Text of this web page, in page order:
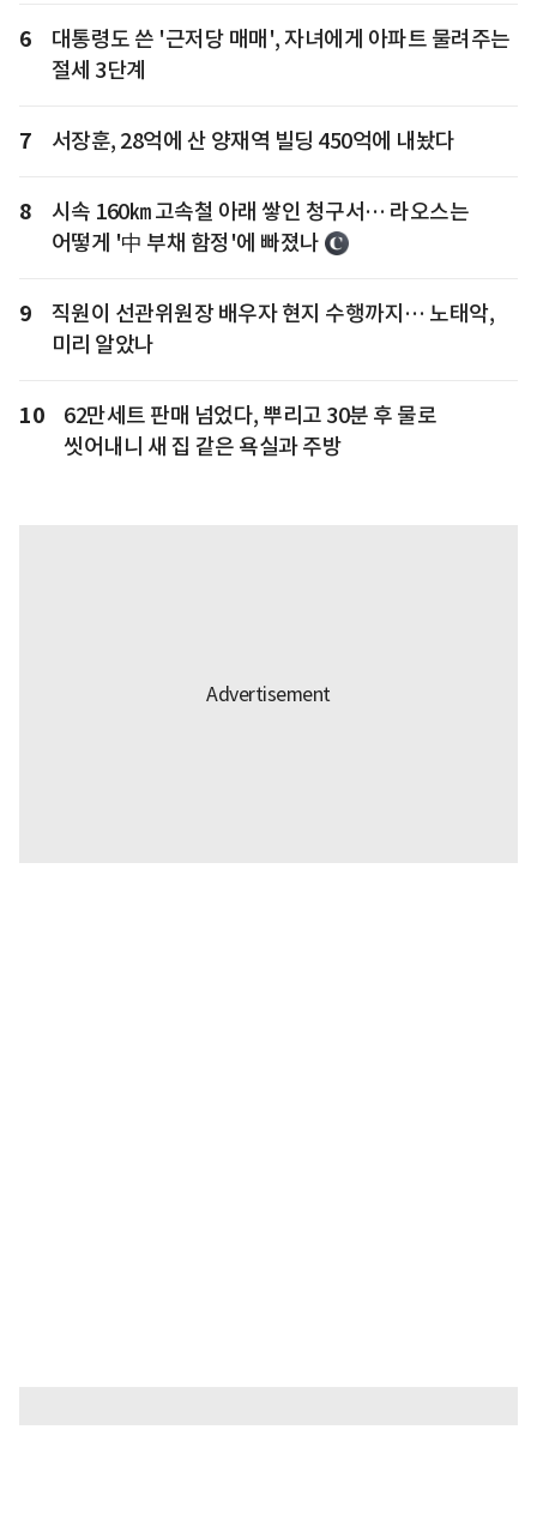
6
대통령도 쓴 '근저당 매매', 자녀에게 아파트 물려주는
절세 3단계
7 서장훈, 28억에 산 양재역 빌딩 450억에 내놨다
8
시속 160㎞ 고속철 아래 쌓인 청구서… 라오스는
어떻게 '中 부채 함정'에 빠졌나
9
직원이 선관위원장 배우자 현지 수행까지… 노태악,
미리 알았나
10
62만세트 판매 넘었다, 뿌리고 30분 후 물로
씻어내니 새 집 같은 욕실과 주방